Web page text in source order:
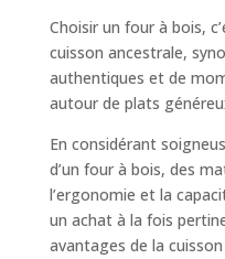
Choisir un four à bois,
cuisson ancestrale,
authentiques et de
autour de plats
En considérant
d’un four à bois, des
l’ergonomie et la
un achat à la fois
avantages de la